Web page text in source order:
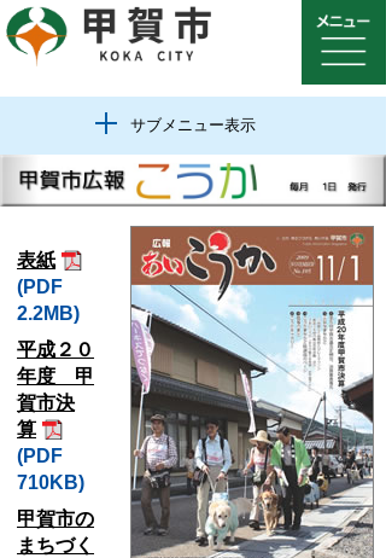
サブメニュー表示
表紙
(PDF
2.2MB)
平成２０
年度 甲
賀市決
算
(PDF
710KB)
甲賀市の
まちづく